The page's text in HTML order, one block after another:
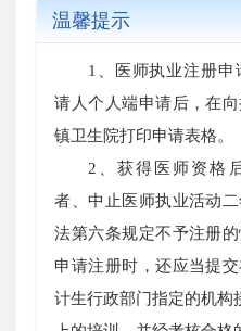
温馨提示
1、医师执业注册申
请人个人端申请后，在
镇卫生院打印申请表格。
2、获得医师资格
者、中止医师执业活动
法第六条规定不予注册
申请注册时，还应当提
计生行政部门指定的机构